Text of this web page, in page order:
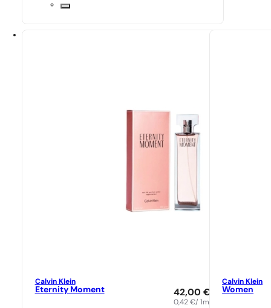
Calvin Klein
Eternity Moment 42,00 €
0,42 €/ 1ml
Calvin Klein
Women